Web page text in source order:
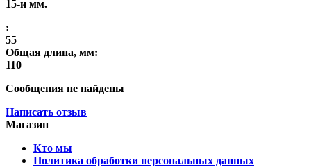
15-и мм.
:
55
Общая длина, мм:
110
Сообщения не найдены
Написать отзыв
Магазин
Кто мы
Политика обработки персональных данных